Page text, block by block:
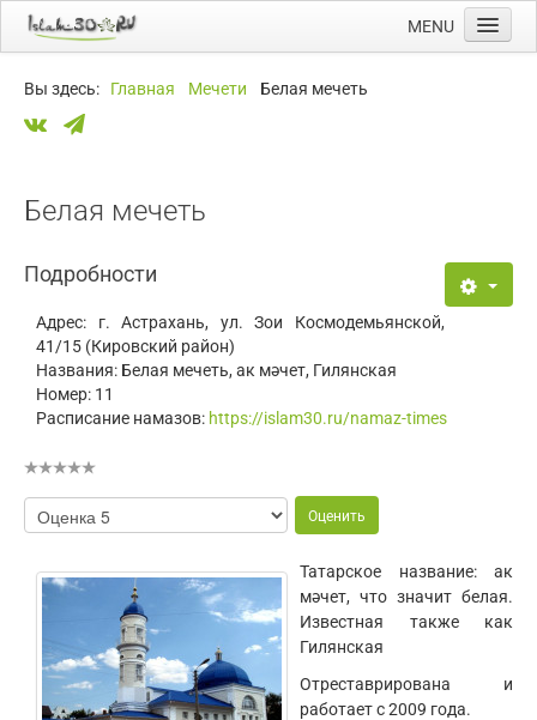
MENU
Новости
Намазы
Календарь
Вы здесь: Главная Мечети Белая мечеть
Белая мечеть
Подробности
Адрес: г. Астрахань, ул. Зои Космодемьянской,
41/15 (Кировский район)
Названия: Белая мечеть, ак мәчет, Гилянская
Номер: 11
Расписание намазов: https://islam30.ru/namaz-times
Татарское название: ак
мәчет, что значит белая.
Известная также как
Гилянская
Отреставрирована и
работает с 2009 года.